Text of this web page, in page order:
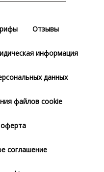
Отзывы
информация
данных
файлов cookie
соглашение